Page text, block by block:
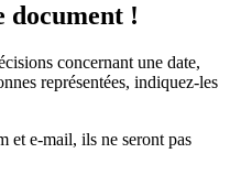
document !
concernant une date,
représentées, indiquez-les
et e-mail, ils ne seront pas